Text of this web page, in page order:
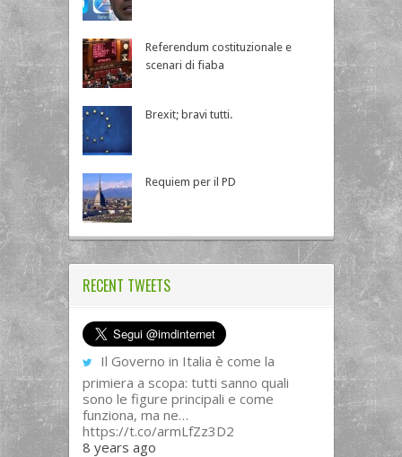
Referendum costituzionale e
scenari di fiaba
Brexit; bravi tutti.
Requiem per il PD
RECENT TWEETS
Il Governo in Italia è come la
primiera a scopa: tutti sanno quali
sono le figure principali e come
funziona, ma ne…
https://t.co/armLfZz3D2
8 years ago